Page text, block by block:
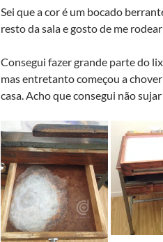
Sei que a cor é um bocado
resto da sala e gosto de me
Consegui fazer grande parte do
mas entretanto começou a
casa. Acho que consegui não